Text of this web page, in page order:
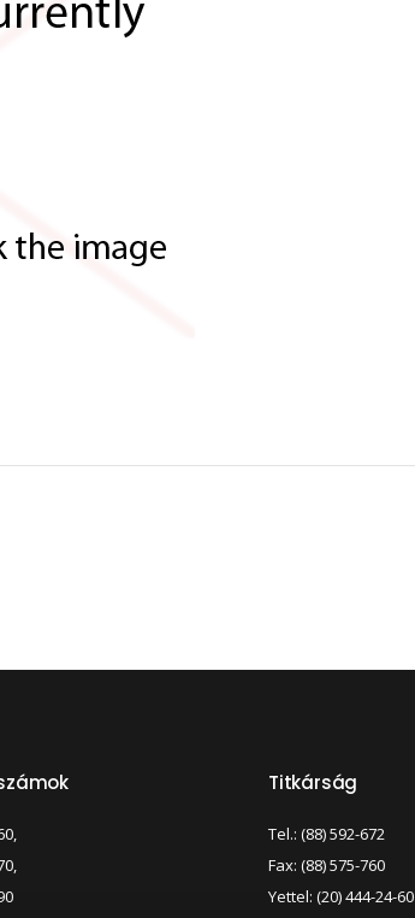
Titkárság
Tel.: (88) 592-672
Fax: (88) 575-760
Yettel: (20) 444-24-60